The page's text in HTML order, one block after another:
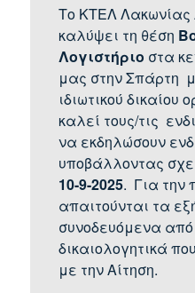
Το ΚΤΕΛ Λακωνίας
καλύψει τη θέση
Λογιστήριο στα
μας στην Σπάρτη
ιδιωτικού δικαίου
καλεί τους/τις
να εκδηλώσουν
υποβάλλοντας
10-9-2025. Για την
απαιτούνται τα
συνοδευόμενα από
δικαιολογητικά
με την Αίτηση.